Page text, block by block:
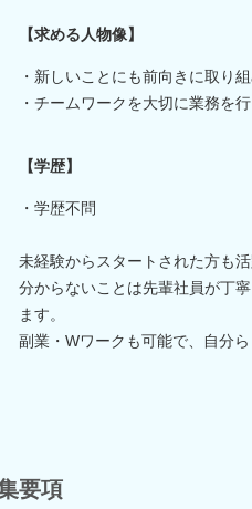
【求める人物像】
・新しいことにも前向きに取り
・チームワークを大切に業務を
【学歴】
・学歴不問
未経験からスタートされた方も
分からないことは先輩社員が丁
ます。
副業・Wワークも可能で、自分
要項